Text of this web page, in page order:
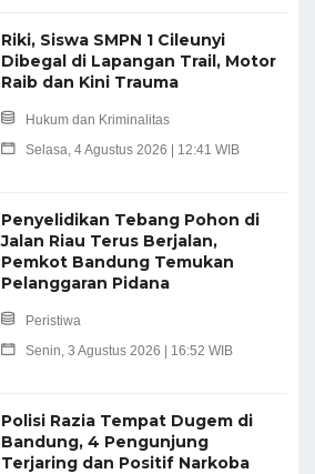
Riki, Siswa SMPN 1 Cileunyi
Dibegal di Lapangan Trail, Motor
Raib dan Kini Trauma
Hukum dan Kriminalitas
Selasa, 4 Agustus 2026 | 12:41 WIB
Penyelidikan Tebang Pohon di
Jalan Riau Terus Berjalan,
Pemkot Bandung Temukan
Pelanggaran Pidana
Peristiwa
Senin, 3 Agustus 2026 | 16:52 WIB
Polisi Razia Tempat Dugem di
Bandung, 4 Pengunjung
Terjaring dan Positif Narkoba